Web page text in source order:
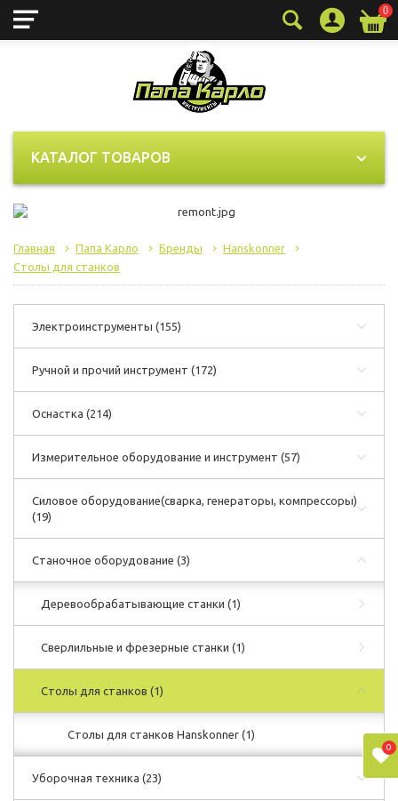
0
КАТАЛОГ ТОВАРОВ
Главная Папа Карло Бренды
Hanskonner
Столы для станков
Электроинструменты (155)
Ручной и прочий инструмент (172)
Оснастка (214)
Измерительное оборудование и инструмент (57)
Силовое оборудование(сварка, генераторы, компрессоры)
(19)
Станочное оборудование (3)
Деревообрабатывающие станки (1)
Сверлильные и фрезерные станки (1)
Столы для станков (1)
Столы для станков Hanskonner (1)
Уборочная техника (23)
0